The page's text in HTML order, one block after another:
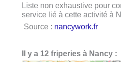
Liste non exhaustive pour
service lié à cette activité à
Source : nancywork.fr
Il y a 12 friperies à Nancy :